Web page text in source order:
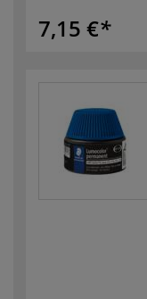
7,15 €